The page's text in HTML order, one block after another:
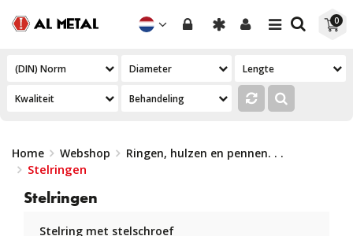
Toggle
Toggle
0
Home Webshop Ringen, hulzen en pennen. . .
Stelringen
Stelringen
Stelring met stelschroef